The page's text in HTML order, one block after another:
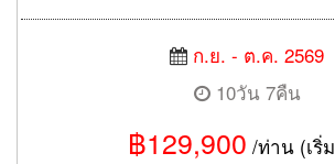
ก.ย. - ต.ค. 2569
10วัน 7คืน
฿129,900 /ท่าน (เริ่